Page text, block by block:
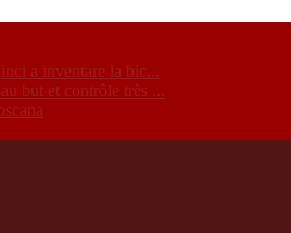
a inventare la bic...
but et contrôle très ...